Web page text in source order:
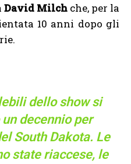
David Milch che, per la
10 anni dopo gli
dello show si
decennio per
South Dakota. Le
state riaccese, le